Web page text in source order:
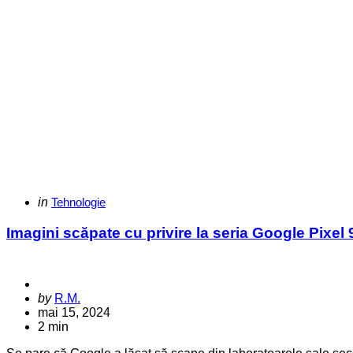
Categories
Posted
in Tehnologie
Imagini scăpate cu privire la seria Google Pixel
Posted
by
by R.M.
mai 15, 2024
2 min